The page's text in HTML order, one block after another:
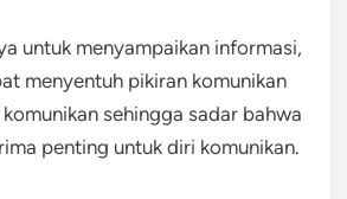
untuk menyampaikan informasi,
menyentuh pikiran komunikan
sehingga sadar bahwa
penting untuk diri komunikan.